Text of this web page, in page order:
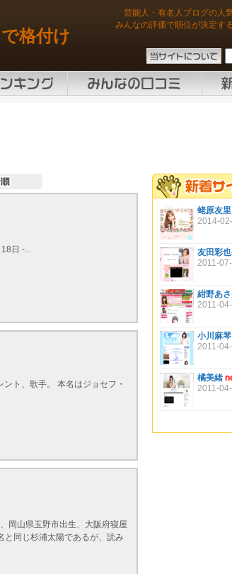
格付け
芸能人・有名人ブログの人
みんなの評価で順位が決定す
日 -...
ト、歌手。 本名はジョセフ・
岡山県玉野市出生、大阪府寝屋
と同じ杉浦太陽であるが、読み
蛯原友里
2014-
友田彩
2011-
紺野あ
2011-
小川麻琴
2011-
橘美緒
2011-